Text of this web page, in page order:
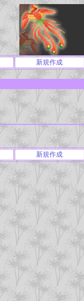
新規作成
新規作成